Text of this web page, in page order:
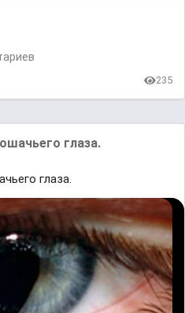
235
глаза.
глаза.